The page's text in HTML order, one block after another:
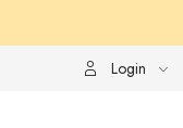
Login